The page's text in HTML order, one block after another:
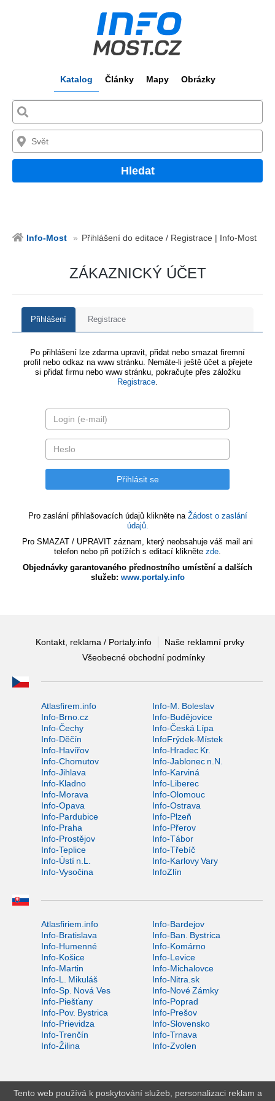
Katalog Články Mapy Obrázky
Hledat
Info-Most Přihlášení do editace / Registrace | Info-Most
ZÁKAZNICKÝ ÚČET
Přihlášení Registrace
Po přihlášení lze zdarma upravit, přidat nebo smazat firemní
profil nebo odkaz na www stránku. Nemáte-li ještě účet a přejete
si přidat firmu nebo www stránku, pokračujte přes záložku
Registrace.
Pro zaslání přihlašovacích údajů klikněte na Žádost o zaslání
údajů.
Pro SMAZAT / UPRAVIT záznam, který neobsahuje váš mail ani
telefon nebo při potížích s editací klikněte zde.
Objednávky garantovaného přednostního umístění a dalších
služeb: www.portaly.info
Kontakt, reklama / Portaly.info
Naše reklamní prvky
Všeobecné obchodní podmínky
Atlasfirem.info
Info-M. Boleslav
Info-Brno.cz
Info-Budějovice
Info-Čechy
Info-Česká Lípa
Info-Děčín
InfoFrýdek-Místek
Info-Havířov
Info-Hradec Kr.
Info-Chomutov
Info-Jablonec n.N.
Info-Jihlava
Info-Karviná
Info-Kladno
Info-Liberec
Info-Morava
Info-Olomouc
Info-Opava
Info-Ostrava
Info-Pardubice
Info-Plzeň
Info-Praha
Info-Přerov
Info-Prostějov
Info-Tábor
Info-Teplice
Info-Třebíč
Info-Ústí n.L.
Info-Karlovy Vary
Info-Vysočina
InfoZlín
Atlasfiriem.info
Info-Bardejov
Info-Bratislava
Info-Ban. Bystrica
Info-Humenné
Info-Komárno
Info-Košice
Info-Levice
Info-Martin
Info-Michalovce
Info-L. Mikuláš
Info-Nitra.sk
Info-Sp. Nová Ves
Info-Nové Zámky
Info-Piešťany
Info-Poprad
Info-Pov. Bystrica
Info-Prešov
Info-Prievidza
Info-Slovensko
Info-Trenčín
Info-Trnava
Info-Žilina
Info-Zvolen
Tento web používá k poskytování služeb, personalizaci reklam a